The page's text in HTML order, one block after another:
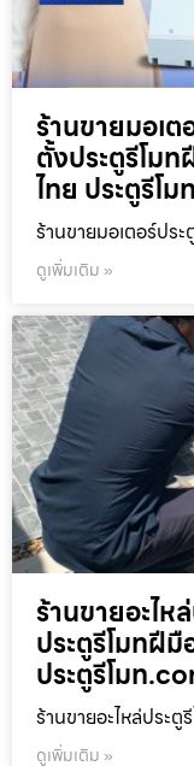
ร้านขายมอเต
ตั้งประตูรีโม
ไทย ประตูรีโ
ร้านขายมอเตอร์ปร
ดูเพิ่มเติม »
ร้านขายอะไห
ประตูรีโมทฝี
ประตูรีโมท
ร้านขายอะไหล่ประตู
ดูเพิ่มเติม »